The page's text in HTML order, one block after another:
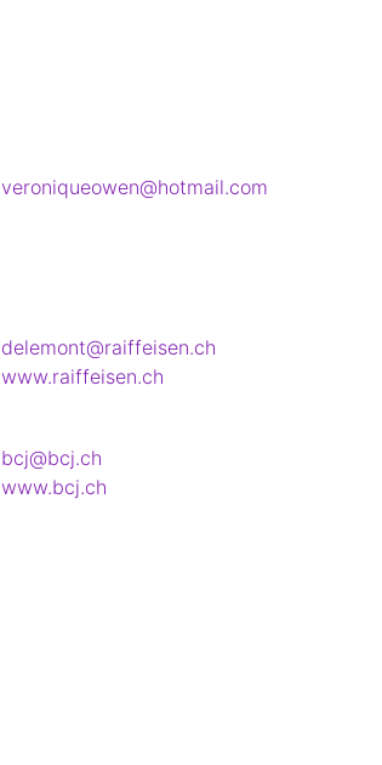
veroniqueowen@hotmail.com
delemont@raiffeisen.ch
www.raiffeisen.ch
bcj@bcj.ch
www.bcj.ch